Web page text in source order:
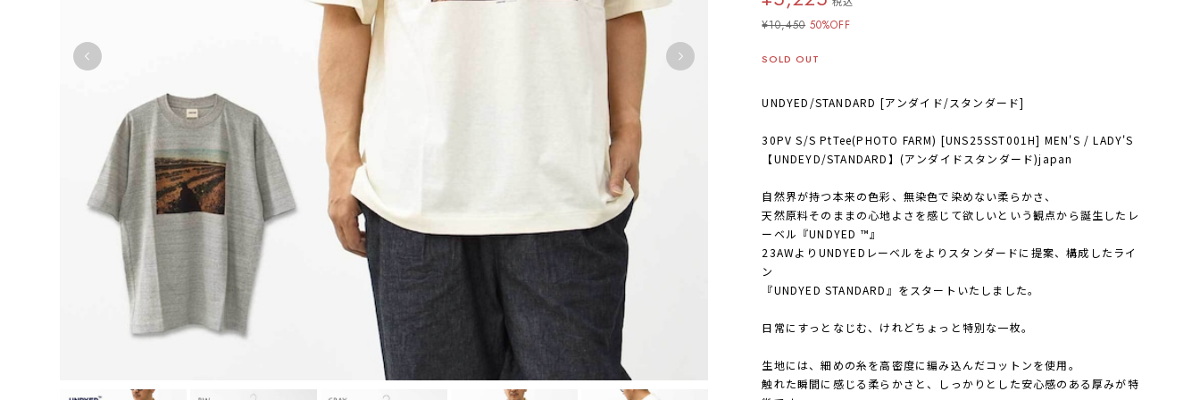
¥10,450 50%OFF
SOLD OUT
UNDYED/STANDARD [アンダイド/スタンダード]
30PV S/S PtTee(PHOTO FARM) [UNS25SST001H] MEN'S / LADY'S
【UNDEYD/STANDARD】(アンダイドスタンダード)japan
自然界が持つ本来の色彩、無染色で染めない柔らかさ、
天然原料そのままの心地よさを感じて欲しいという観点から誕生したレ
ーベル『UNDYED ™』
23AWよりUNDYEDレーベルをよりスタンダードに提案、構成したライ
ン
『UNDYED STANDARD』をスタートいたしました。
日常にすっとなじむ、けれどちょっと特別な一枚。
生地には、細めの糸を高密度に編み込んだコットンを使用。
触れた瞬間に感じる柔らかさと、しっかりとした安心感のある厚みが特